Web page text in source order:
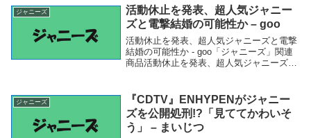
弾出演者にジ...
ジャニーズ
活動休止を発表、超人気ジャニー
ズと電撃結婚の可能性か – goo
活動休止を発表、超人気ジャニーズと電撃
結婚の可能性か - goo「ジャニーズ」関連
商品活動休止を発表、超人気ジャニーズと
かgoo
ジャニーズ
『CDTV』ENHYPENがジャニー
ズを公開処刑!?「見ててかわいそ
う」 – まいじつ